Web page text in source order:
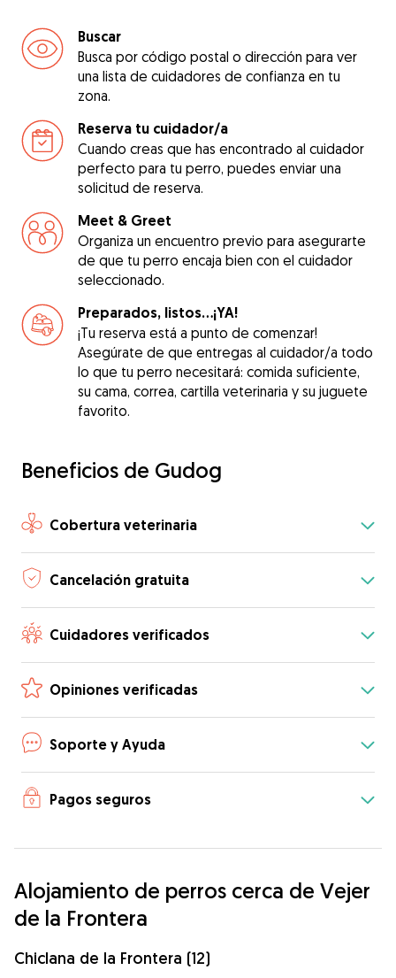
Buscar
Busca por código postal o dirección para ver
una lista de cuidadores de confianza en tu
zona.
Reserva tu cuidador/a
Cuando creas que has encontrado al cuidador
perfecto para tu perro, puedes enviar una
solicitud de reserva.
Meet & Greet
Organiza un encuentro previo para asegurarte
de que tu perro encaja bien con el cuidador
seleccionado.
Preparados, listos...¡YA!
¡Tu reserva está a punto de comenzar!
Asegúrate de que entregas al cuidador/a todo
lo que tu perro necesitará: comida suficiente,
su cama, correa, cartilla veterinaria y su juguete
favorito.
Beneficios de Gudog
Cobertura veterinaria
Cancelación gratuita
Cuidadores verificados
Opiniones verificadas
Soporte y Ayuda
Pagos seguros
Alojamiento de perros cerca de Vejer
de la Frontera
Chiclana de la Frontera (12)